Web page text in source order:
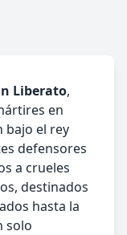
Liberato,
en
bajo el rey
defensores
a crueles
destinados
hasta la
solo